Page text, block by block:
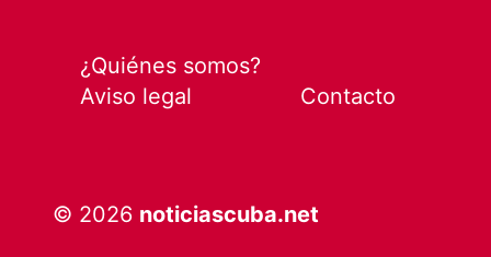
¿Quiénes somos?
Aviso legal
Contacto
© 2026 noticiascuba.net